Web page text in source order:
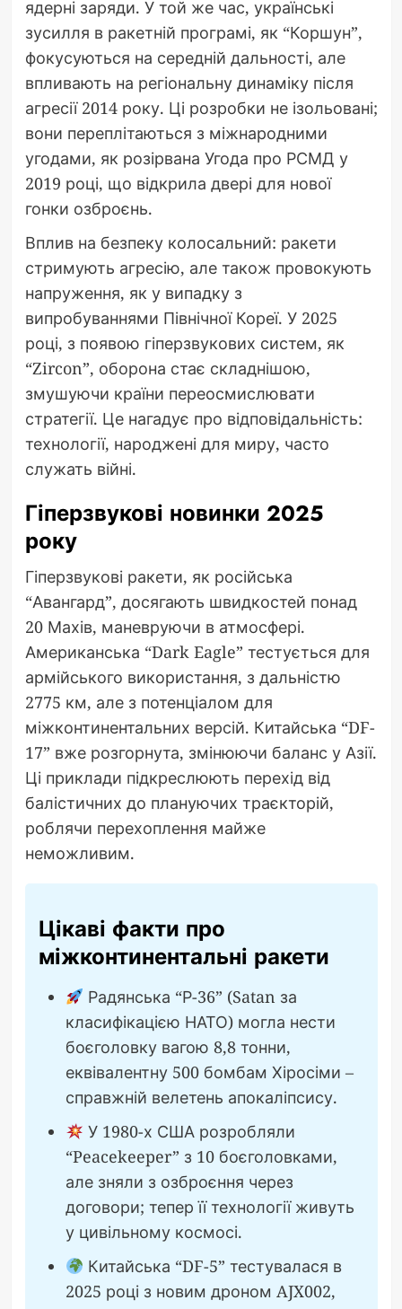
ядерні заряди. У той же час, українські
зусилля в ракетній програмі, як “Коршун”,
фокусуються на середній дальності, але
впливають на регіональну динаміку після
агресії 2014 року. Ці розробки не ізольовані;
вони переплітаються з міжнародними
угодами, як розірвана Угода про РСМД у
2019 році, що відкрила двері для нової
гонки озброєнь.
Вплив на безпеку колосальний: ракети
стримують агресію, але також провокують
напруження, як у випадку з
випробуваннями Північної Кореї. У 2025
році, з появою гіперзвукових систем, як
“Zircon”, оборона стає складнішою,
змушуючи країни переосмислювати
стратегії. Це нагадує про відповідальність:
технології, народжені для миру, часто
служать війні.
Гіперзвукові новинки 2025
року
Гіперзвукові ракети, як російська
“Авангард”, досягають швидкостей понад
20 Махів, маневруючи в атмосфері.
Американська “Dark Eagle” тестується для
армійського використання, з дальністю
2775 км, але з потенціалом для
міжконтинентальних версій. Китайська “DF-
17” вже розгорнута, змінюючи баланс у Азії.
Ці приклади підкреслюють перехід від
балістичних до плануючих траєкторій,
роблячи перехоплення майже
неможливим.
Цікаві факти про
міжконтинентальні ракети
Радянська “Р-36” (Satan за
класифікацією НАТО) могла нести
боєголовку вагою 8,8 тонни,
еквівалентну 500 бомбам Хіросіми –
справжній велетень апокаліпсису.
У 1980-х США розробляли
“Peacekeeper” з 10 боєголовками,
але зняли з озброєння через
договори; тепер її технології живуть
у цивільному космосі.
Китайська “DF-5” тестувалася в
2025 році з новим дроном AJX002,